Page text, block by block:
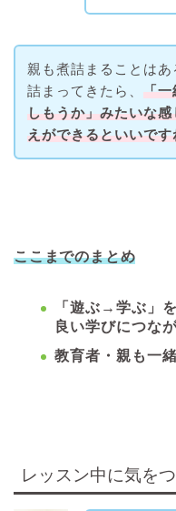
親も煮詰まることは
詰まってきたら、 「一
しもうか」みたいな
えができるといいです
ここまでのまとめ
「遊ぶ→学ぶ」
良い学びにつな
教育者・親も一
レッスン中に気を